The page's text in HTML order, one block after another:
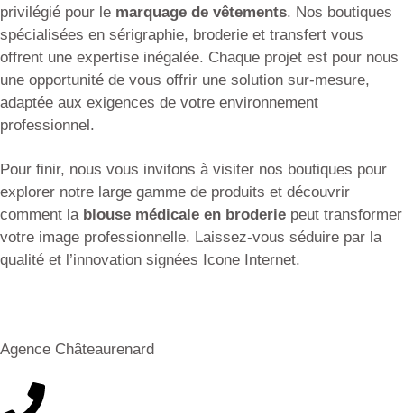
privilégié pour le marquage de vêtements. Nos boutiques
spécialisées en sérigraphie, broderie et transfert vous
offrent une expertise inégalée. Chaque projet est pour nous
une opportunité de vous offrir une solution sur-mesure,
adaptée aux exigences de votre environnement
professionnel.
Pour finir, nous vous invitons à visiter nos boutiques pour
explorer notre large gamme de produits et découvrir
comment la blouse médicale en broderie peut transformer
votre image professionnelle. Laissez-vous séduire par la
qualité et l’innovation signées Icone Internet.
Agence Châteaurenard